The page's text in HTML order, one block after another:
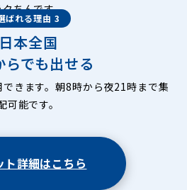
クちんです。
ばれる理由 3
日本全国
らでも出せる
きます。朝8時から夜21時まで集
可能です。
ト詳細はこちら